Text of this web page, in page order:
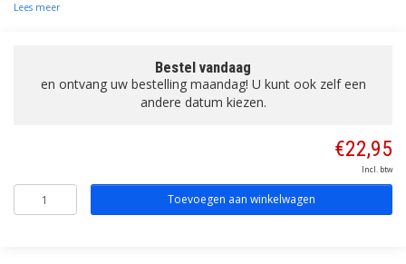
Lees meer
Bestel vandaag
en ontvang uw bestelling maandag! U kunt ook zelf een
andere datum kiezen.
€22,95
Incl. btw
Toevoegen aan winkelwagen